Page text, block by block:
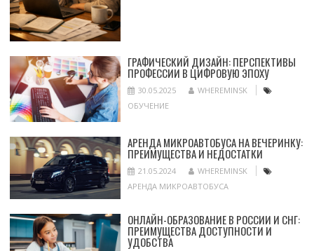
ГРАФИЧЕСКИЙ ДИЗАЙН: ПЕРСПЕКТИВЫ
ПРОФЕССИИ В ЦИФРОВУЮ ЭПОХУ
30.05.2025
WHEREMINSK
ОБУЧЕНИЕ
АРЕНДА МИКРОАВТОБУСА НА ВЕЧЕРИНКУ:
ПРЕИМУЩЕСТВА И НЕДОСТАТКИ
21.05.2024
WHEREMINSK
АРЕНДА МИКРОАВТОБУСА
ОНЛАЙН-ОБРАЗОВАНИЕ В РОССИИ И СНГ:
ПРЕИМУЩЕСТВА ДОСТУПНОСТИ И
УДОБСТВА